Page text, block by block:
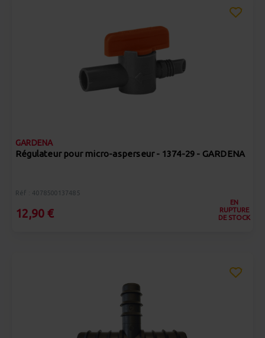
GARDENA
Régulateur pour micro-asperseur - 1374-29 - GARDENA
Réf : 4078500137485
12,90 €
EN
RUPTURE
DE STOCK